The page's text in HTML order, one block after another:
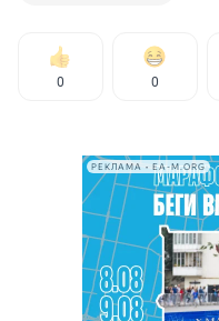
0 0
РЕКЛАМА • EA-M.ORG